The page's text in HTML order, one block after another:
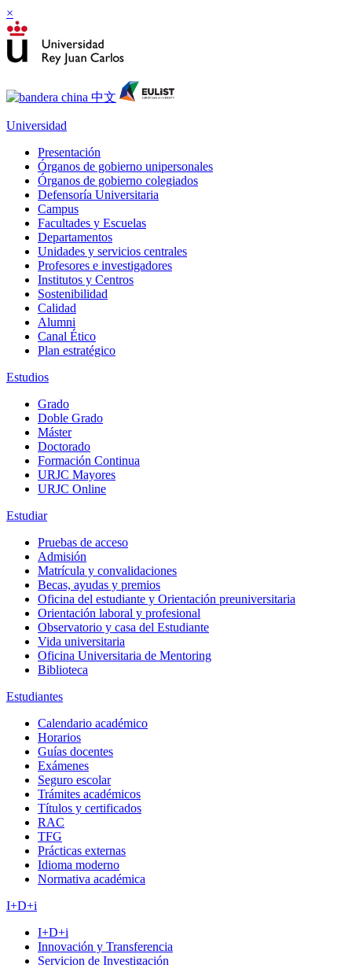
×
Universidad
Presentación
Órganos de gobierno unipersonales
Órganos de gobierno colegiados
Defensoría Universitaria
Campus
Facultades y Escuelas
Departamentos
Unidades y servicios centrales
Profesores e investigadores
Institutos y Centros
Sostenibilidad
Calidad
Alumni
Canal Ético
Plan estratégico
Estudios
Grado
Doble Grado
Máster
Doctorado
Formación Continua
URJC Mayores
URJC Online
Estudiar
Pruebas de acceso
Admisión
Matrícula y convalidaciones
Becas, ayudas y premios
Oficina del estudiante y Orientación preuniversitaria
Orientación laboral y profesional
Observatorio y casa del Estudiante
Vida universitaria
Oficina Universitaria de Mentoring
Biblioteca
Estudiantes
Calendario académico
Horarios
Guías docentes
Exámenes
Seguro escolar
Trámites académicos
Títulos y certificados
RAC
TFG
Prácticas externas
Idioma moderno
Normativa académica
I+D+i
I+D+i
Innovación y Transferencia
Servicion de Investigación